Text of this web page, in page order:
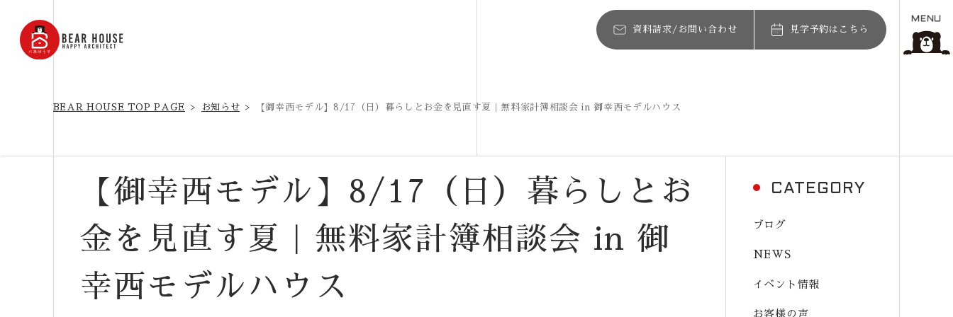
資料請求/お問い合わせ 見学予約はこちら
MENU
BEAR HOUSE TOP PAGE お知らせ 【御幸西モデル】8/17（日）暮らしとお金を見直す夏｜無料家計簿相談会 in 御幸西モデルハウス
【御幸西モデル】8/17（日）暮らしとお
金を見直す夏｜無料家計簿相談会 in 御
幸西モデルハウス
CATEGORY
ブログ
NEWS
イベント情報
お客様の声